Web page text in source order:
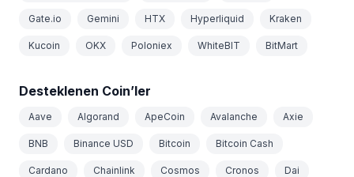
Gate.io Gemini HTX Hyperliquid Kraken
Kucoin OKX Poloniex WhiteBIT BitMart
Desteklenen Coin’ler
Aave Algorand ApeCoin Avalanche Axie
BNB Binance USD Bitcoin Bitcoin Cash
Cardano Chainlink Cosmos Cronos Dai